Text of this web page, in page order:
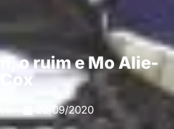
o ruim e Mo Alie-
Cox
22/09/2020